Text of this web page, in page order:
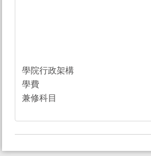
學院行政架構
學費
兼修科目